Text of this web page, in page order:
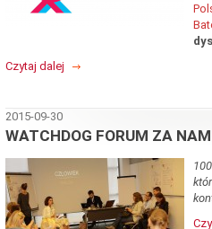
Czytaj dalej
2015-09-30
WATCHDOG FORUM ZA